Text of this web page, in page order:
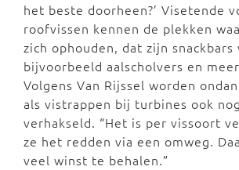
het beste doorheen?’ Visetende
roofvissen kennen de plekken
zich ophouden, dat zijn snackbars
bijvoorbeeld aalscholvers en
Volgens Van Rijssel worden
als vistrappen bij turbines ook
verhakseld. “Het is per vissoort
ze het redden via een omweg.
veel winst te behalen.”